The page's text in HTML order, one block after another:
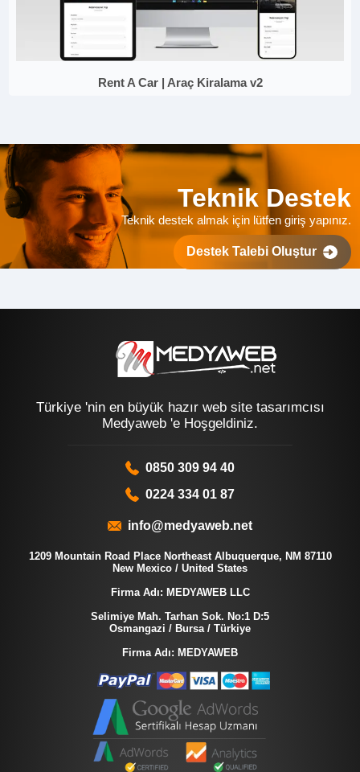
Rent A Car | Araç Kiralama v2
Teknik Destek
Teknik destek almak için lütfen giriş yapınız.
Destek Talebi Oluştur
Türkiye 'nin en büyük hazır web site tasarımcısı
Medyaweb 'e Hoşgeldiniz.
0850 309 94 40
0224 334 01 87
info@medyaweb.net
1209 Mountain Road Place Northeast Albuquerque, NM 87110
New Mexico / United States
Firma Adı: MEDYAWEB LLC
Selimiye Mah. Tarhan Sok. No:1 D:5
Osmangazi / Bursa / Türkiye
Firma Adı: MEDYAWEB